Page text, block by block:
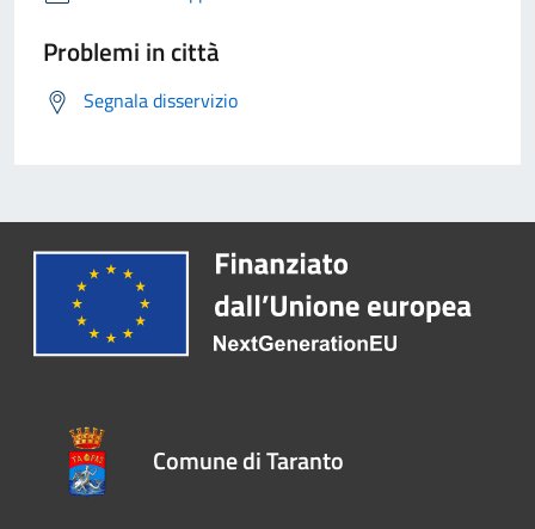
Problemi in città
Segnala disservizio
Comune di Taranto